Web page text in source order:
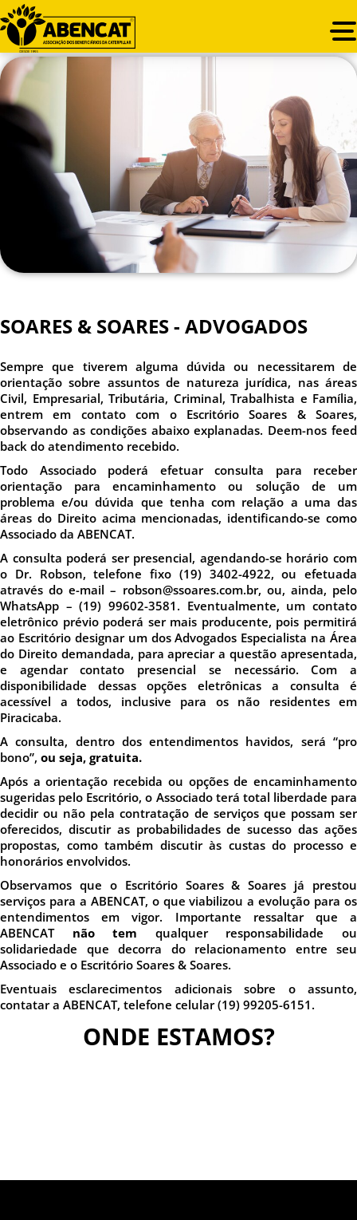
SOARES & SOARES - ADVOGADOS
Sempre que tiverem alguma dúvida ou necessitarem de
orientação sobre assuntos de natureza jurídica, nas áreas
Civil, Empresarial, Tributária, Criminal, Trabalhista e Família,
entrem em contato com o Escritório Soares & Soares,
observando as condições abaixo explanadas. Deem-nos feed
back do atendimento recebido.
Todo Associado poderá efetuar consulta para receber
orientação para encaminhamento ou solução de um
problema e/ou dúvida que tenha com relação a uma das
áreas do Direito acima mencionadas, identificando-se como
Associado da ABENCAT.
A consulta poderá ser presencial, agendando-se horário com
o Dr. Robson, telefone fixo (19) 3402-4922, ou efetuada
através do e-mail – robson@ssoares.com.br, ou, ainda, pelo
WhatsApp – (19) 99602-3581. Eventualmente, um contato
eletrônico prévio poderá ser mais producente, pois permitirá
ao Escritório designar um dos Advogados Especialista na Área
do Direito demandada, para apreciar a questão apresentada,
e agendar contato presencial se necessário. Com a
disponibilidade dessas opções eletrônicas a consulta é
acessível a todos, inclusive para os não residentes em
Piracicaba.
A consulta, dentro dos entendimentos havidos, será “pro
bono”, ou seja, gratuita.
Após a orientação recebida ou opções de encaminhamento
sugeridas pelo Escritório, o Associado terá total liberdade para
decidir ou não pela contratação de serviços que possam ser
oferecidos, discutir as probabilidades de sucesso das ações
propostas, como também discutir às custas do processo e
honorários envolvidos.
Observamos que o Escritório Soares & Soares já prestou
serviços para a ABENCAT, o que viabilizou a evolução para os
entendimentos em vigor. Importante ressaltar que a
ABENCAT não tem qualquer responsabilidade ou
solidariedade que decorra do relacionamento entre seu
Associado e o Escritório Soares & Soares.
Eventuais esclarecimentos adicionais sobre o assunto,
contatar a ABENCAT, telefone celular (19) 99205-6151.
ONDE ESTAMOS?